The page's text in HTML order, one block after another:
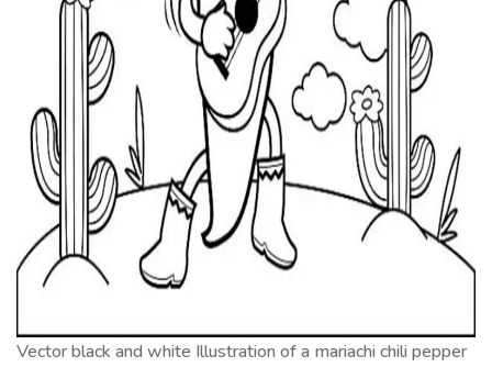
Vector black and white Illustration of a mariachi chili pepper